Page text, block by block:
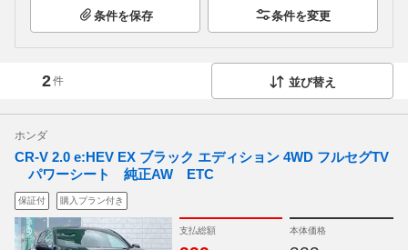
条件を保存 条件を変更
2件 並び替え
ホンダ
CR-V 2.0 e:HEV EX ブラック エディション 4WD フルセグTV
パワーシート 純正AW ETC
保証付 購入プラン付き
支払総額 本体価格